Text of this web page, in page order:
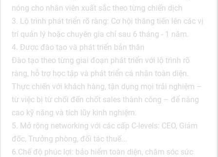
nóng cho nhân viên xuất sắc theo từng chiến dịch
3. Lộ trình phát triển rõ ràng: Cơ hội thăng tiến lên các vị
trí quản lý hoặc chuyên gia chỉ sau 6 tháng - 1 năm.
4. Được đào tạo và phát triển bản thân
Đào tạo theo từng giai đoạn phát triển với lộ trình rõ
ràng, hỗ trợ học tập và phát triển cá nhân toàn diện.
Thực chiến với khách hàng, tận dụng mọi trải nghiệm –
từ việc bị từ chối đến chốt sales thành công – để nâng
cao kỹ năng và tích lũy kinh nghiệm.
5. Mở rộng networking với các cấp C-levels: CEO, Giám
đốc, Trưởng phòng, đối tác thuế...
6.Chế độ phúc lợi: bảo hiểm toàn diện, chăm sóc sức